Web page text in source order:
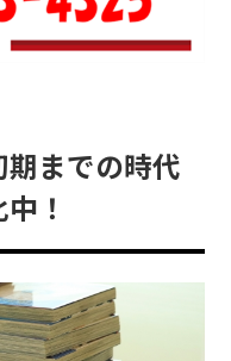
までの時代
！